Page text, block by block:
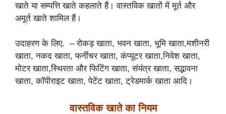
खाते या सम्पत्ति खाते कहलाते हैं। वास्तविक खातों में मूर्त और
अमूर्त खाते शामिल हैं।
उदाहरण के लिए. – रोकड़ खाता, भवन खाता, भूमि खाता,मशीनरी
खाता, नकद खाता, फर्नीचर खाता, कंप्यूटर खाता,निवेश खाता,
मोटर खाता,स्थिरता और फिटिंग खाता, संयंत्र खाता, सद्भावना
खाता, कॉपीराइट खाता, पेटेंट खाता, ट्रेडमार्क खाता आदि।
वास्तविक खाते का नियम